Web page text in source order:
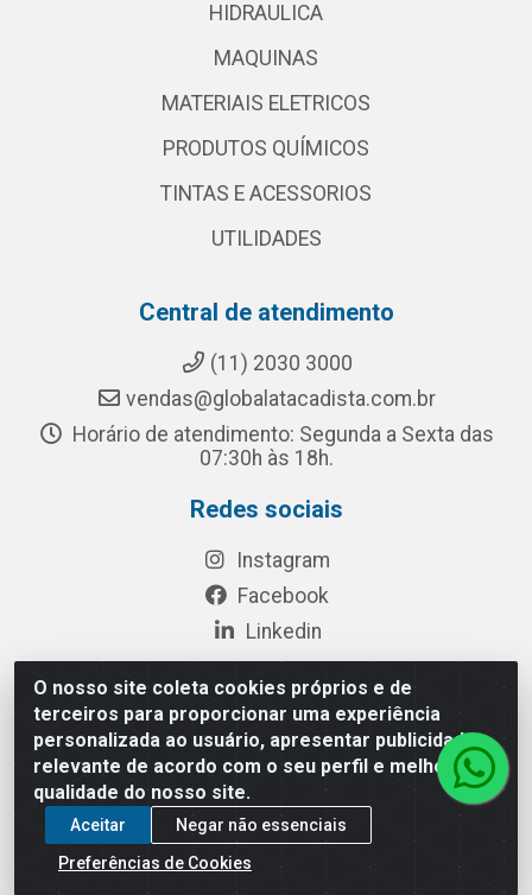
O nosso site coleta cookies próprios e de
terceiros para proporcionar uma experiência
personalizada ao usuário, apresentar publicidade
relevante de acordo com o seu perfil e melhorar a
qualidade do nosso site.
Aceitar
Negar não essenciais
Preferências de Cookies
HIDRAULICA
MAQUINAS
MATERIAIS ELETRICOS
PRODUTOS QUÍMICOS
TINTAS E ACESSORIOS
UTILIDADES
Central de atendimento
(11) 2030 3000
vendas@globalatacadista.com.br
Horário de atendimento: Segunda a Sexta das
07:30h às 18h.
Redes sociais
Instagram
Facebook
Linkedin
Rua Chipuê, 117 - S. Miguel Paulista São Paulo/SP - CEP
08010-260- CNPJ: 03.010.739/0001-72